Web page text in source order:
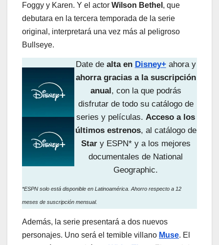
Foggy y Karen. Y el actor Wilson Bethel , que
debutara en la tercera temporada de la serie
original, interpretará una vez más al peligroso
Bullseye.
Date de alta en Disney+ahora y
ahorra gracias a la suscripción
anual, con la que podrás
disfrutar de todo su catálogo de
series y películas. Acceso a los
últimos estrenos, al catálogo de
Stary ESPN* y a los mejores
documentales de National
Geographic.
*ESPN solo está disponible en Latinoamérica. Ahorro respecto a 12
meses de suscripción mensual.
Además, la serie presentará a dos nuevos
personajes. Uno será el temible villano Muse. El